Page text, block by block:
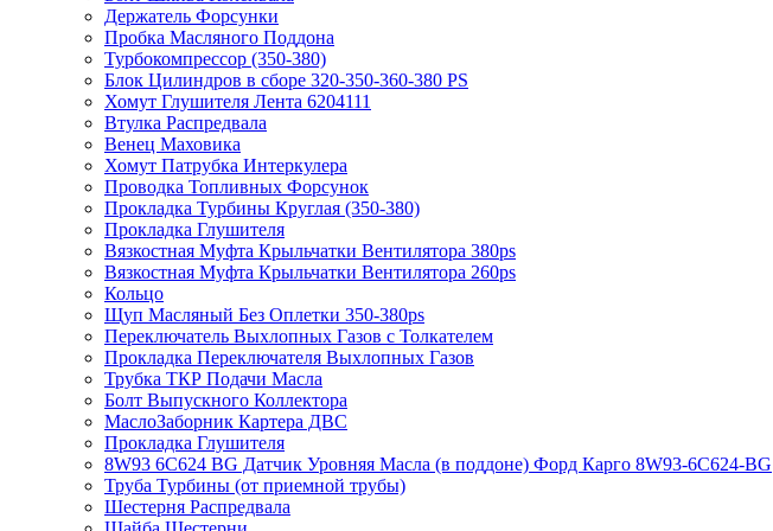
Держатель Форсунки
Пробка Масляного Поддона
Турбокомпрессор (350-380)
Блок Цилиндров в сборе 320-350-360-380 PS
Хомут Глушителя Лента 6204111
Втулка Распредвала
Венец Маховика
Хомут Патрубка Интеркулера
Проводка Топливных Форсунок
Прокладка Турбины Круглая (350-380)
Прокладка Глушителя
Вязкостная Муфта Крыльчатки Вентилятора 380ps
Вязкостная Муфта Крыльчатки Вентилятора 260ps
Кольцо
Щуп Масляный Без Оплетки 350-380ps
Переключатель Выхлопных Газов с Толкателем
Прокладка Переключателя Выхлопных Газов
Трубка ТКР Подачи Масла
Болт Выпускного Коллектора
МаслоЗаборник Картера ДВС
Прокладка Глушителя
8W93 6C624 BG Датчик Уровняя Масла (в поддоне) Форд Карго 8W93-6C624-BG
Труба Турбины (от приемной трубы)
Шестерня Распредвала